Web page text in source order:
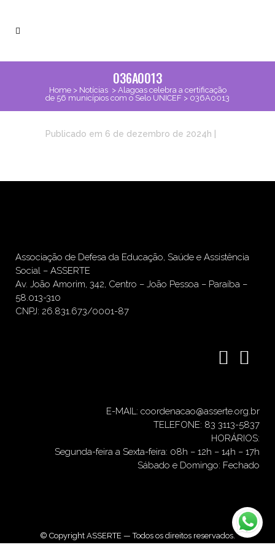
036A0013
Home> Notícias > Alagoas celebra a certificação
de 56 municípios com o Selo UNICEF > 036A0013
Publicado em 6 de dezembro de 2024h
Associação de Defesa da Educação, Saúde e Assistência
Social – ASSERTE
Av. João Amorim, 342, Centro – João Pessoa – Paraíba –
58.013-310
CNPJ: 26.831.673/0001-87
E-MAIL: coordenacao@asserte.org.br
TELEFONE: 83 3113-5837
HORÁRIOS:
Segunda-feira a Sexta-feira: 08h – 12h – 14h – 17h
Sábado e Domingo: Fechado
© Copyright ASSERTE — Todos os direitos reservados.